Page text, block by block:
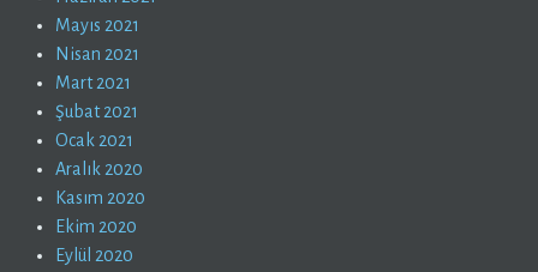
Mayıs 2021
Nisan 2021
Mart 2021
Şubat 2021
Ocak 2021
Aralık 2020
Kasım 2020
Ekim 2020
Eylül 2020